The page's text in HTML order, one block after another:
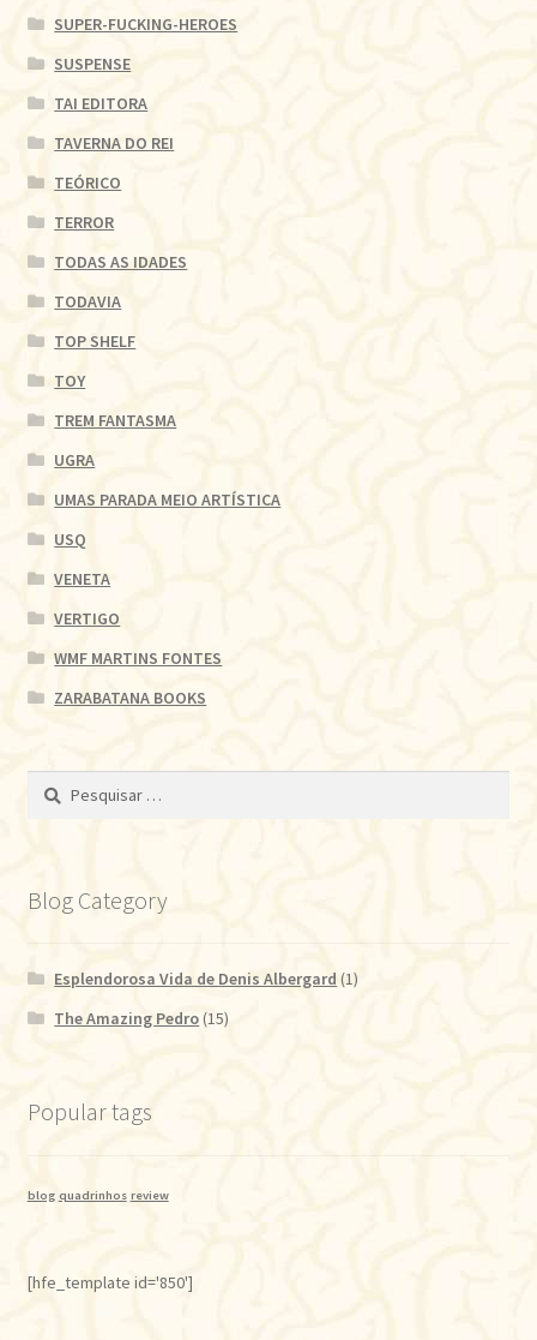
SUPER-FUCKING-HEROES
SUSPENSE
TAI EDITORA
TAVERNA DO REI
TEÓRICO
TERROR
TODAS AS IDADES
TODAVIA
TOP SHELF
TOY
TREM FANTASMA
UGRA
UMAS PARADA MEIO ARTÍSTICA
USQ
VENETA
VERTIGO
WMF MARTINS FONTES
ZARABATANA BOOKS
Pesquisar
Blog Category
Esplendorosa Vida de Denis Albergard (1)
The Amazing Pedro (15)
Popular tags
blog quadrinhos review
[hfe_template id='850']